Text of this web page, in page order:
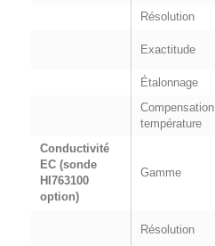
Résolution
Exactitude
Étalonnage
Compensation
température
Conductivité
EC (sonde
HI763100
option)
Gamme
Résolution